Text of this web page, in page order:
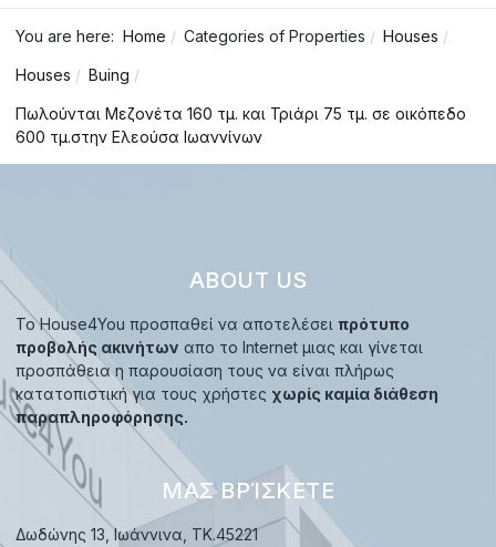
You are here: Home Categories of Properties Houses
Houses Buing
Πωλούνται Μεζονέτα 160 τμ. και Τριάρι 75 τμ. σε οικόπεδο
600 τμ.στην Ελεούσα Ιωαννίνων
ABOUT US
Το House4You προσπαθεί να αποτελέσει πρότυπο
προβολής ακινήτων απο το Internet μιας και γίνεται
προσπάθεια η παρουσίαση τους να είναι πλήρως
κατατοπιστική για τους χρήστες χωρίς καμία διάθεση
παραπληροφόρησης.
ΜΑΣ ΒΡΊΣΚΕΤΕ
Δωδώνης 13, Ιωάννινα, TK.45221